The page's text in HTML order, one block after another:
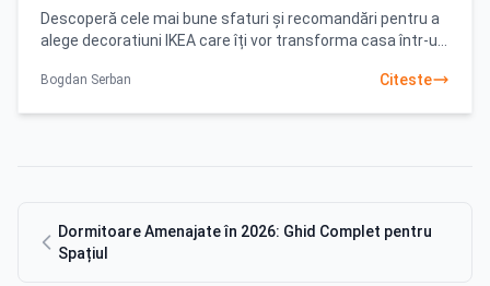
Descoperă cele mai bune sfaturi și recomandări pentru a
alege decoratiuni IKEA care îți vor transforma casa într-un
Bogdan Serban Citeste
Dormitoare Amenajate în 2026: Ghid Complet pentru
Spațiul